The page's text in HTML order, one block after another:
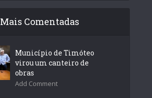
Mais Comentadas
Município de Timóteo
virou um canteiro de
obras
Add Comment